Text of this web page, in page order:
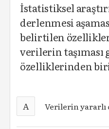
İstatistiksel
derlenmesi
belirtilen
verilerin taşıması
özelliklerinden
A Verilerin yararlı